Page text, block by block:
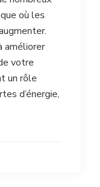
où les
améliorer
votre
un rôle
d’énergie,